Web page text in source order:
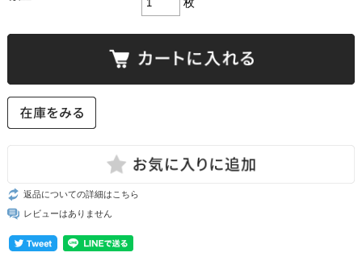
枚
返品についての詳細はこちら
レビューはありません